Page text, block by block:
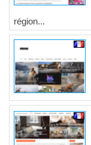
région...